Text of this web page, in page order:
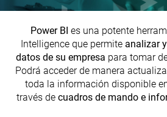
Power BI es una potente
Intelligence que permite analizar
datos de su empresa para tomar
Podrá acceder de manera
toda la información disponible
través de cuadros de mando e